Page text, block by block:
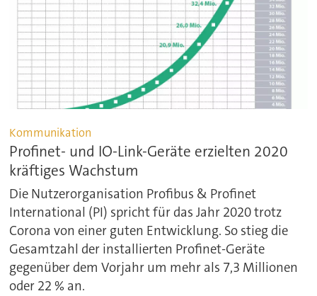
Kommunikation
Profinet- und IO-Link-Geräte erzielten 2020
kräftiges Wachstum
Die Nutzerorganisation Profibus & Profinet
International (PI) spricht für das Jahr 2020 trotz
Corona von einer guten Entwicklung. So stieg die
Gesamtzahl der installierten Profinet-Geräte
gegenüber dem Vorjahr um mehr als 7,3 Millionen
oder 22 % an.